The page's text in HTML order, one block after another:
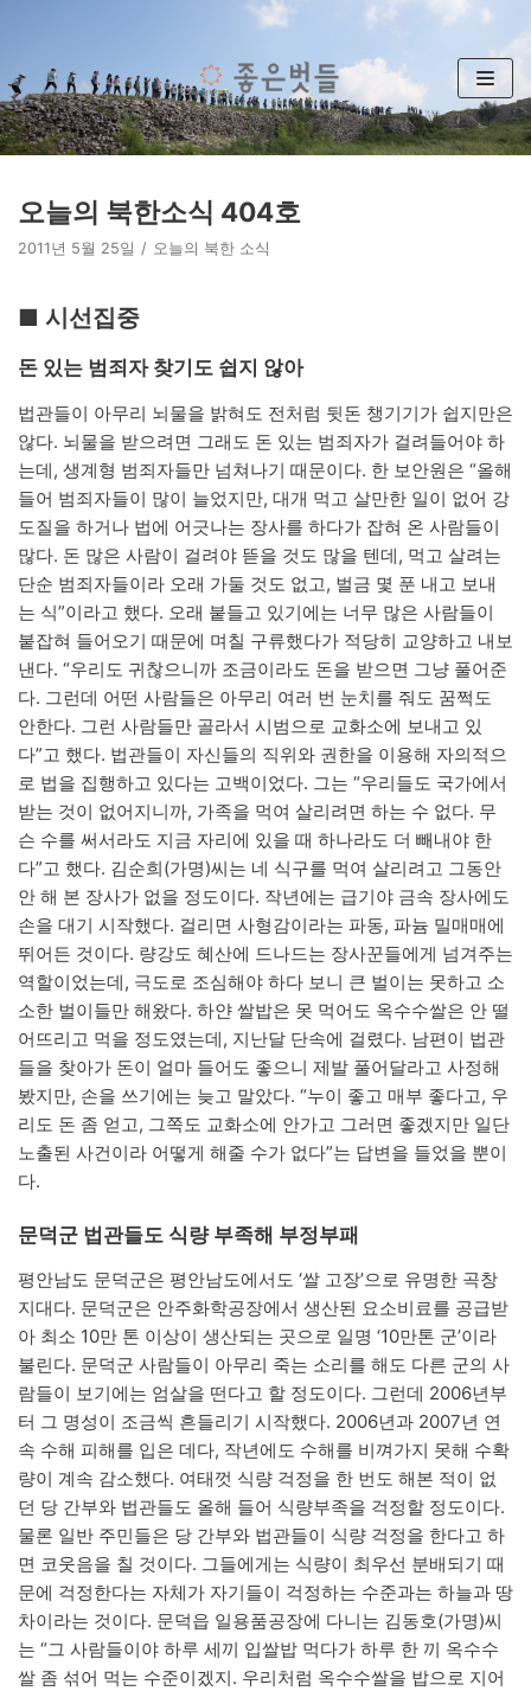
츠
로
건
뛰
기
오늘의 북한소식 404호
2011년 5월 25일 오늘의 북한 소식
■ 시선집중
돈 있는 범죄자 찾기도 쉽지 않아
법관들이 아무리 뇌물을 밝혀도 전처럼 뒷돈 챙기기가 쉽지만은
않다. 뇌물을 받으려면 그래도 돈 있는 범죄자가 걸려들어야 하
는데, 생계형 범죄자들만 넘쳐나기 때문이다. 한 보안원은 “올해
들어 범죄자들이 많이 늘었지만, 대개 먹고 살만한 일이 없어 강
도질을 하거나 법에 어긋나는 장사를 하다가 잡혀 온 사람들이
많다. 돈 많은 사람이 걸려야 뜯을 것도 많을 텐데, 먹고 살려는
단순 범죄자들이라 오래 가둘 것도 없고, 벌금 몇 푼 내고 보내
는 식”이라고 했다. 오래 붙들고 있기에는 너무 많은 사람들이
붙잡혀 들어오기 때문에 며칠 구류했다가 적당히 교양하고 내보
낸다. “우리도 귀찮으니까 조금이라도 돈을 받으면 그냥 풀어준
다. 그런데 어떤 사람들은 아무리 여러 번 눈치를 줘도 꿈쩍도
안한다. 그런 사람들만 골라서 시범으로 교화소에 보내고 있
다”고 했다. 법관들이 자신들의 직위와 권한을 이용해 자의적으
로 법을 집행하고 있다는 고백이었다. 그는 “우리들도 국가에서
받는 것이 없어지니까, 가족을 먹여 살리려면 하는 수 없다. 무
슨 수를 써서라도 지금 자리에 있을 때 하나라도 더 빼내야 한
다”고 했다. 김순희(가명)씨는 네 식구를 먹여 살리려고 그동안
안 해 본 장사가 없을 정도이다. 작년에는 급기야 금속 장사에도
손을 대기 시작했다. 걸리면 사형감이라는 파동, 파늄 밀매매에
뛰어든 것이다. 량강도 혜산에 드나드는 장사꾼들에게 넘겨주는
역할이었는데, 극도로 조심해야 하다 보니 큰 벌이는 못하고 소
소한 벌이들만 해왔다. 하얀 쌀밥은 못 먹어도 옥수수쌀은 안 떨
어뜨리고 먹을 정도였는데, 지난달 단속에 걸렸다. 남편이 법관
들을 찾아가 돈이 얼마 들어도 좋으니 제발 풀어달라고 사정해
봤지만, 손을 쓰기에는 늦고 말았다. “누이 좋고 매부 좋다고, 우
리도 돈 좀 얻고, 그쪽도 교화소에 안가고 그러면 좋겠지만 일단
노출된 사건이라 어떻게 해줄 수가 없다”는 답변을 들었을 뿐이
다.
문덕군 법관들도 식량 부족해 부정부패
평안남도 문덕군은 평안남도에서도 ‘쌀 고장’으로 유명한 곡창
지대다. 문덕군은 안주화학공장에서 생산된 요소비료를 공급받
아 최소 10만 톤 이상이 생산되는 곳으로 일명 ‘10만톤 군’이라
불린다. 문덕군 사람들이 아무리 죽는 소리를 해도 다른 군의 사
람들이 보기에는 엄살을 떤다고 할 정도이다. 그런데 2006년부
터 그 명성이 조금씩 흔들리기 시작했다. 2006년과 2007년 연
속 수해 피해를 입은 데다, 작년에도 수해를 비껴가지 못해 수확
량이 계속 감소했다. 여태껏 식량 걱정을 한 번도 해본 적이 없
던 당 간부와 법관들도 올해 들어 식량부족을 걱정할 정도이다.
물론 일반 주민들은 당 간부와 법관들이 식량 걱정을 한다고 하
면 코웃음을 칠 것이다. 그들에게는 식량이 최우선 분배되기 때
문에 걱정한다는 자체가 자기들이 걱정하는 수준과는 하늘과 땅
차이라는 것이다. 문덕읍 일용품공장에 다니는 김동호(가명)씨
는 “그 사람들이야 하루 세끼 입쌀밥 먹다가 하루 한 끼 옥수수
쌀 좀 섞어 먹는 수준이겠지. 우리처럼 옥수수쌀을 밥으로 지어